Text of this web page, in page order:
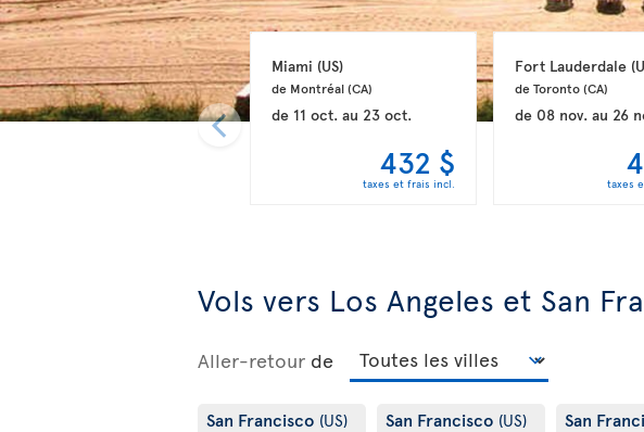
Miami (US)
de Montréal (CA)
de 11 oct.au 23 oct.
432 $
taxes et frais incl.
Fort Lauderdale
de Toronto (CA)
de 08 nov. au 26
taxes
Vols vers Los Angeles et San
Aller-retour de
San Francisco (US) San Francisco (US) San